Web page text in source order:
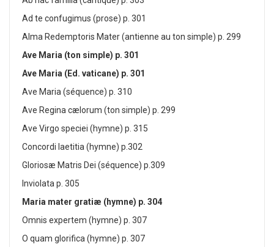
Ad te confugimus (prose) p. 301
Alma Redemptoris Mater (antienne au ton simple) p. 299
Ave Maria (ton simple) p. 301
Ave Maria (Ed. vaticane) p. 301
Ave Maria (séquence) p. 310
Ave Regina cæ lorum (ton simple) p. 299
Ave Virgo speciei (hymne) p. 315
Concordi laetitia (hymne) p.302
Gloriosæ Matris Dei (séquence) p.309
Inviolata p. 305
Maria mater gratiæ (hymne) p. 304
Omnis expertem (hymne) p. 307
O quam glorifica (hymne) p. 307